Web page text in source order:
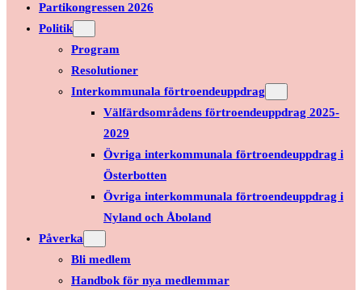
Partikongressen 2026
Politik
Program
Resolutioner
Interkommunala förtroendeuppdrag
Välfärdsområdens förtroendeuppdrag 2025-
2029
Övriga interkommunala förtroendeuppdrag i
Österbotten
Övriga interkommunala förtroendeuppdrag i
Nyland och Åboland
Påverka
Bli medlem
Handbok för nya medlemmar